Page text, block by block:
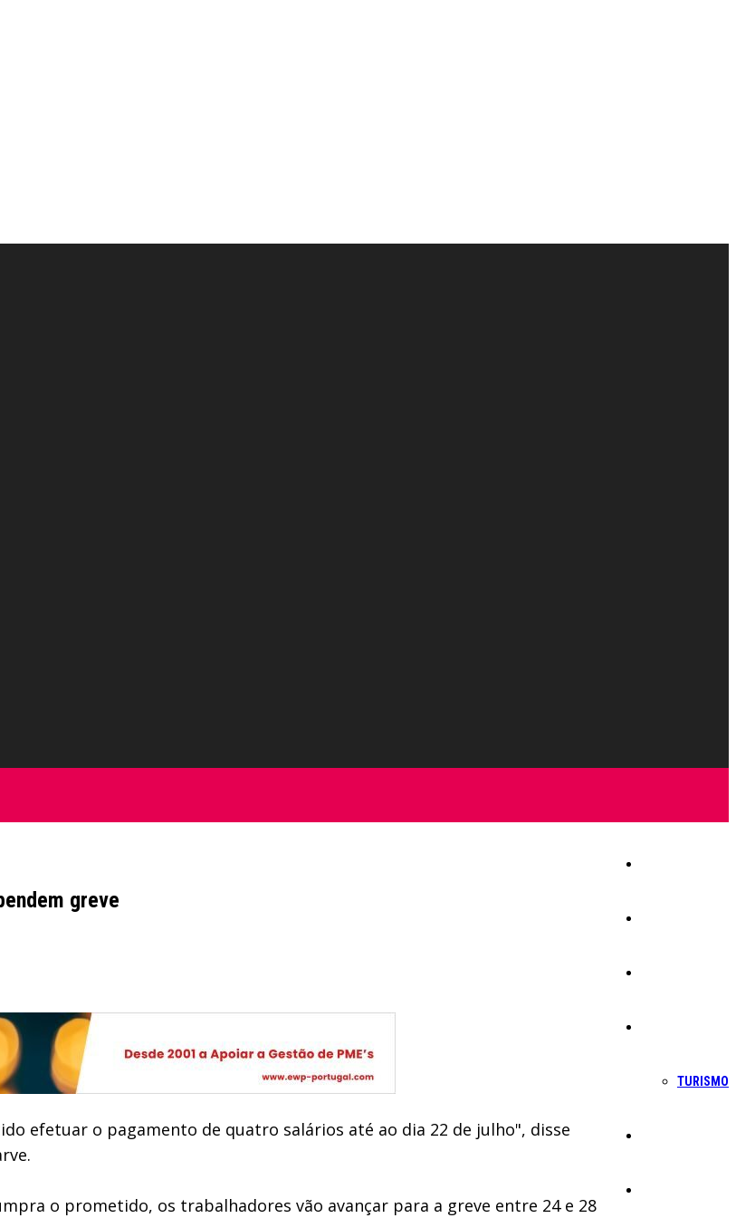
TURISMO
greve
efetuar o pagamento de quatro salários até ao dia 22 de julho", disse
o prometido, os trabalhadores vão avançar para a greve entre 24 e 28